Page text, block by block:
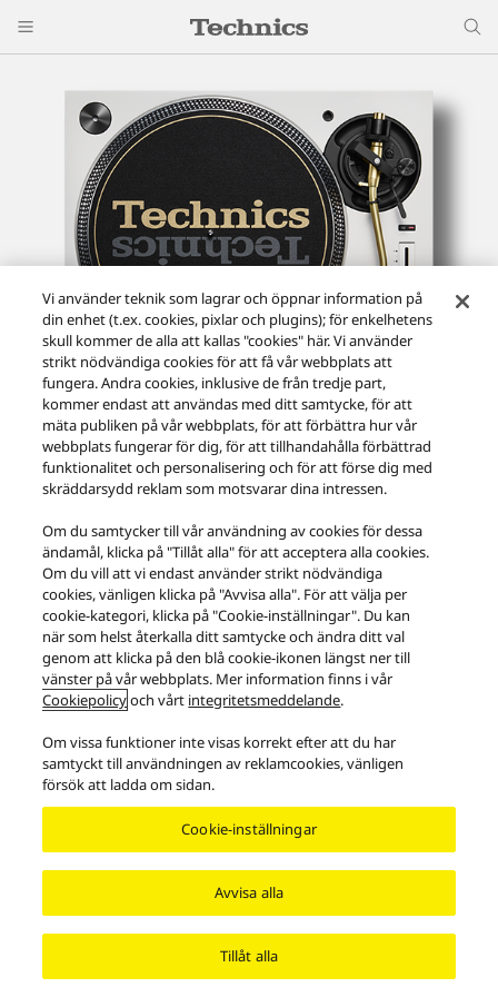
Direktdriven skivspelare SL-1200M7L
Skriv ut
Facebook X YouTube
Instagram
Användningsvillkor
Integritetspolicy
Tillgänglighetspolicy
Rapportera hinder
EU Data Act
Reklamationsrätt
Area/Country
Copyright © 2026 Panasonic. Alla rättigheter förbehålls.
Vi använder teknik som lagrar och öppnar information på
din enhet (t.ex. cookies, pixlar och plugins); för enkelhetens
skull kommer de alla att kallas "cookies" här. Vi använder
strikt nödvändiga cookies för att få vår webbplats att
fungera. Andra cookies, inklusive de från tredje part,
kommer endast att användas med ditt samtycke, för att
mäta publiken på vår webbplats, för att förbättra hur vår
webbplats fungerar för dig, för att tillhandahålla förbättrad
funktionalitet och personalisering och för att förse dig med
skräddarsydd reklam som motsvarar dina intressen.
Om du samtycker till vår användning av cookies för dessa
ändamål, klicka på "Tillåt alla" för att acceptera alla cookies.
Om du vill att vi endast använder strikt nödvändiga
cookies, vänligen klicka på "Avvisa alla". För att välja per
cookie-kategori, klicka på "Cookie-inställningar". Du kan
när som helst återkalla ditt samtycke och ändra ditt val
genom att klicka på den blå cookie-ikonen längst ner till
vänster på vår webbplats. Mer information finns i vår
Cookiepolicyoch vårt integritetsmeddelande.
Om vissa funktioner inte visas korrekt efter att du har
samtyckt till användningen av reklamcookies, vänligen
försök att ladda om sidan.
Cookie-inställningar
Avvisa alla
Tillåt alla